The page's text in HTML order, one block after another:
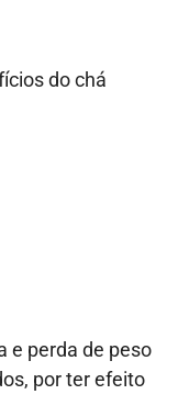
do chá
e perda de peso
por ter efeito